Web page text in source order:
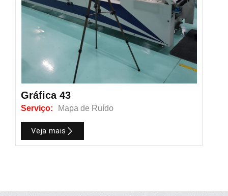
Gráfica 43
Serviço: Mapa de Ruído
Veja mais